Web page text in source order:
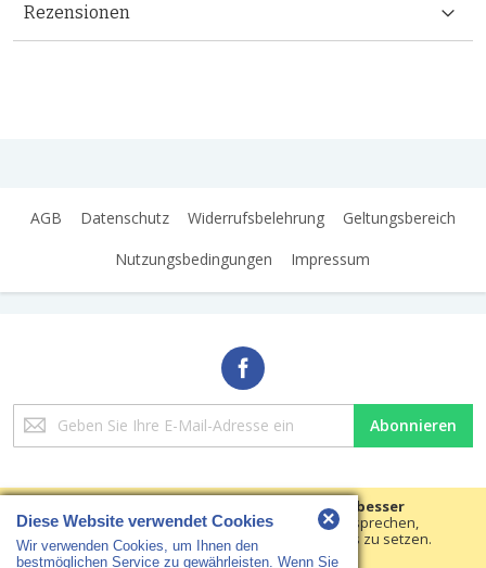
Wir verwenden Cookies, um Ihre Erfahrungen besser
machen. Um der neuen e-Privacy-Richtlinie zu entsprechen,
müssen wir um Ihre Zustimmung bitten, die Cookies zu setzen.
Erfahren Sie mehr.
Rezensionen
AGB Datenschutz Widerrufsbelehrung
Geltungsbereich
Nutzungsbedingungen
Impressum
Melden
Sie
unseren
Newsletter
an:
Abonnieren
Copyright © 2018 HS Arbeitsschutz · Alle Rechte vorbehalten
Diese Website verwendet Cookies
Wir verwenden Cookies, um Ihnen den
bestmöglichen Service zu gewährleisten. Wenn Sie
×